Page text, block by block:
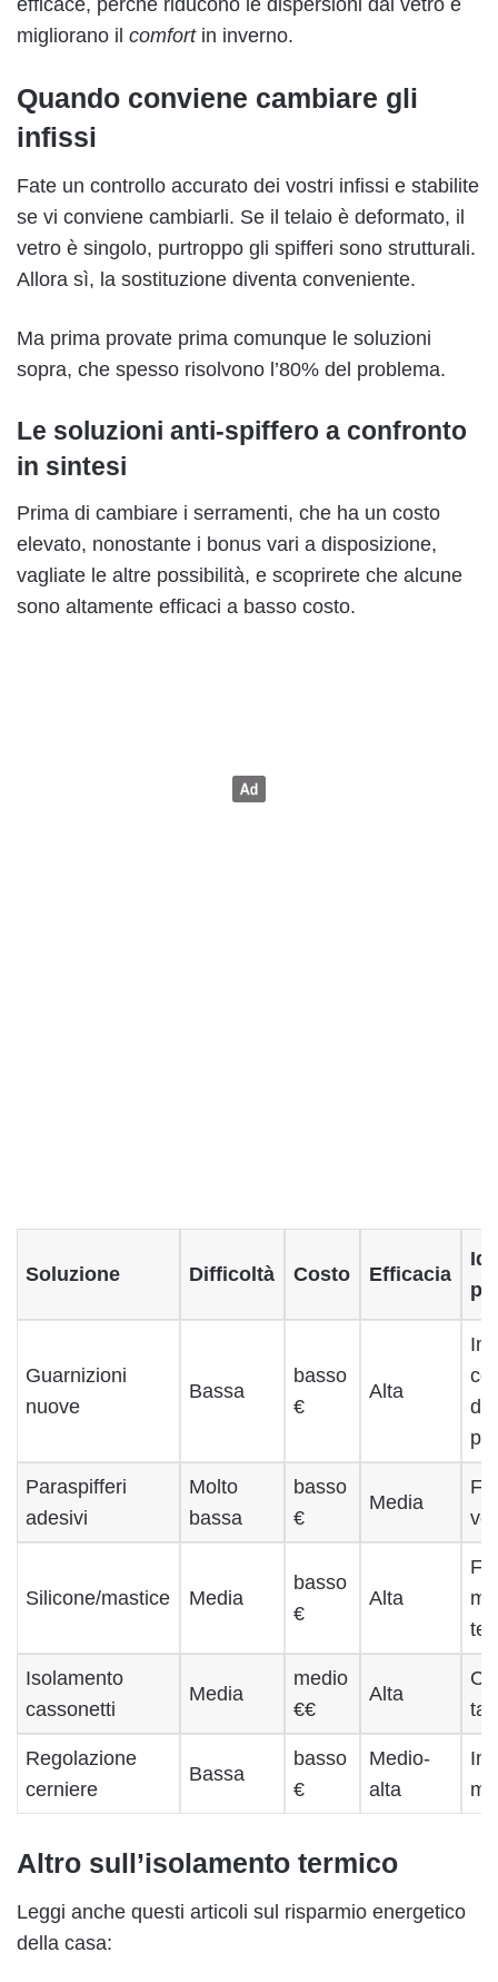
migliorano il comfortin inverno.
Quando conviene cambiare gli
infissi
Fate un controllo accurato dei vostri infissi e stabilite
se vi conviene cambiarli. Se il telaio è deformato, il
vetro è singolo, purtroppo gli spifferi sono strutturali.
Allora sì, la sostituzione diventa conveniente.
Ma prima provate prima comunque le soluzioni
sopra, che spesso risolvono l’80% del problema.
Le soluzioni anti-spiffero a confronto
in sintesi
Prima di cambiare i serramenti, che ha un costo
elevato, nonostante i bonus vari a disposizione,
vagliate le altre possibilità, e scoprirete che alcune
sono altamente efficaci a basso costo.
Soluzione Difficoltà Costo Efficacia
Guarnizioni
nuove
Bassa
basso
€
Alta
dal
Paraspifferi
adesivi
Molto
bassa
basso
€
Media
Silicone/mastice Media
basso
€
Alta
Isolamento
cassonetti
Media
medio
€€
Alta
Regolazione
cerniere
Bassa
basso
€
Medio-
alta
Altro sull’isolamento termico
Leggi anche questi articoli sul risparmio energetico
della casa: